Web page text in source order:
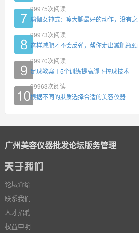
99975次阅读
瑜伽女神式：瘦大腿最好的动作，没有之
99973次阅读
这样减肥才不会反弹，帮你走出减肥瓶颈
99970次阅读
足球教案丨5个训练提高脚下控球技术
99963次阅读
根据不同的肤质选择合适的美容仪器
广州美容仪器批发论坛版务管理
论坛介绍
联系我们
人才招聘
权益申明